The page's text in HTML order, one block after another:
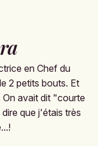
en Chef du
2 petits bouts. Et
avait dit "courte
que j'étais très